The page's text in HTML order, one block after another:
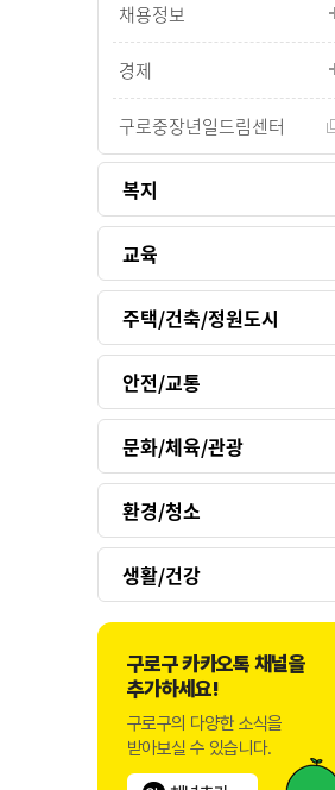
채용정보
경제
구로중장년일드림센터
복지
교육
주택/건축/정원도시
안전/교통
문화/체육/관광
환경/청소
생활/건강
구로구 카카오톡 채널을
추가하세요!
구로구의 다양한 소식을
받아보실 수 있습니다.